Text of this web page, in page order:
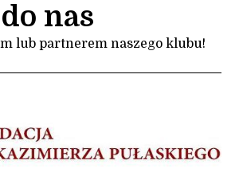
nas
lub partnerem naszego klubu!